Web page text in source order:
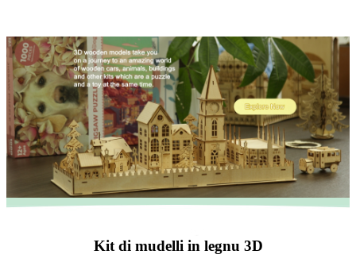
Kit di mudelli in legnu 3D